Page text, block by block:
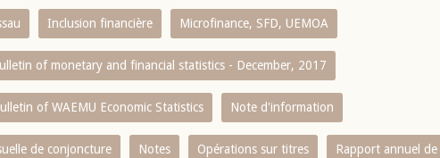
Inclusion financière Microfinance, SFD, UEMOA
of monetary and financial statistics - December, 2017
of WAEMU Economic Statistics Note d'information
de conjoncture Notes Opérations sur titres Rapport annuel de